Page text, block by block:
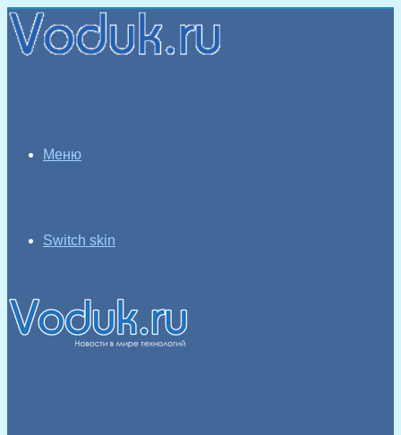
Меню
Switch skin